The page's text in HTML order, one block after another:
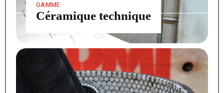
GAMME
Céramique technique